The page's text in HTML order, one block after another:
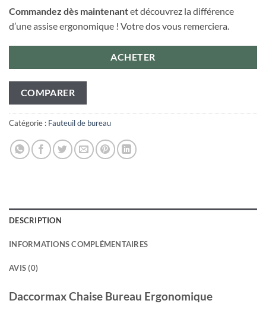
Commandez dès maintenantet découvrez la différence
d’une assise ergonomique ! Votre dos vous remerciera.
ACHETER
COMPARER
Catégorie : Fauteuil de bureau
DESCRIPTION
INFORMATIONS COMPLÉMENTAIRES
AVIS (0)
Daccormax Chaise Bureau Ergonomique